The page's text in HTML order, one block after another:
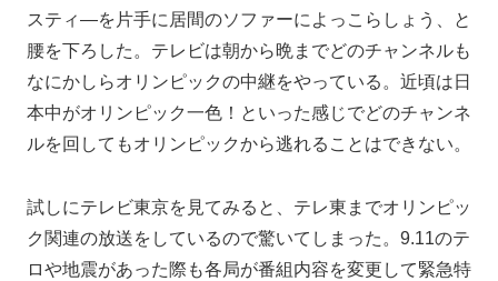
スティ―を片手に居間のソファーによっこらしょう、と
腰を下ろした。テレビは朝から晩までどのチャンネルも
なにかしらオリンピックの中継をやっている。近頃は日
本中がオリンピック一色！といった感じでどのチャンネ
ルを回してもオリンピックから逃れることはできない。
試しにテレビ東京を見てみると、テレ東までオリンピッ
ク関連の放送をしているので驚いてしまった。9.11のテ
ロや地震があった際も各局が番組内容を変更して緊急特